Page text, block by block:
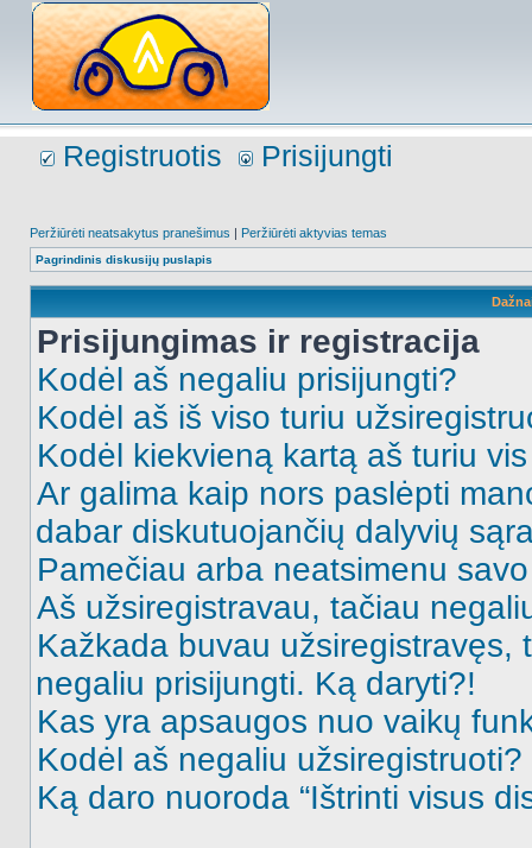
Registruotis Prisijungti
Peržiūrėti neatsakytus pranešimus | Peržiūrėti aktyvias temas
Pagrindinis diskusijų puslapis
Prisijungimas ir registracija
Kodėl aš negaliu prisijungti?
Kodėl aš iš viso turiu
Kodėl kiekvieną kartą aš turiu
Ar galima kaip nors paslėpti
dabar diskutuojančių dalyvių
Pamečiau arba neatsimenu
Aš užsiregistravau, tačiau
Kažkada buvau užsiregistravęs,
negaliu prisijungti. Ką daryti?!
Kas yra apsaugos nuo vaikų
Kodėl aš negaliu užsiregistruoti?
Ką daro nuoroda “Ištrinti visus